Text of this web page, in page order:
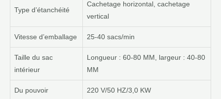
Type d’étanchéité
Cachetage horizontal, cachetage
vertical
Vitesse d’emballage 25-40 sacs/min
Taille du sac
intérieur
Longueur : 60-80 MM, largeur : 40-80
MM
Du pouvoir 220 V/50 HZ/3,0 KW